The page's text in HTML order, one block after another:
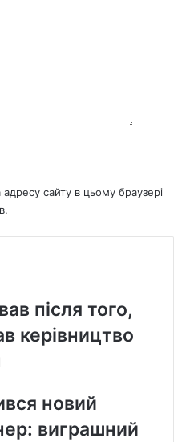
сайту в цьому браузері
після того,
керівництво
новий
виграшний